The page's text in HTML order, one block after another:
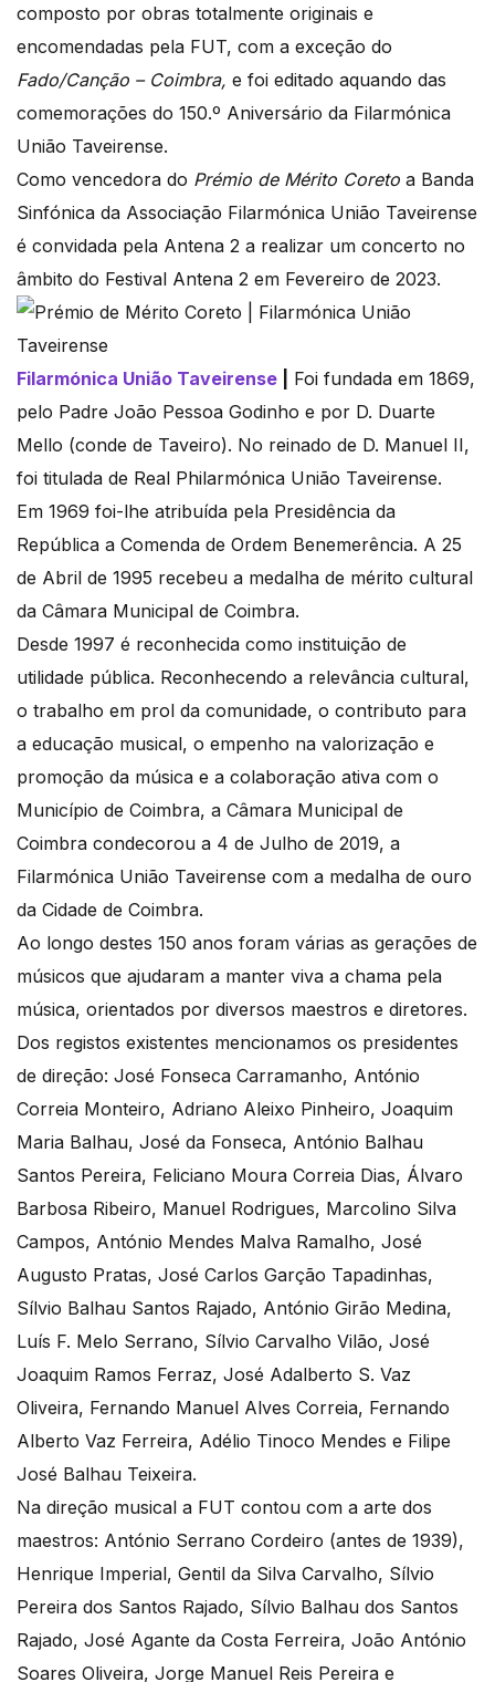
composto por obras totalmente originais e
encomendadas pela FUT, com a exceção do
Fado/Canção – Coimbra, e foi editado aquando das
comemorações do 150.º Aniversário da Filarmónica
União Taveirense.
Como vencedora do Prémio de Mérito Coreto a Banda
Sinfónica da Associação Filarmónica União Taveirense
é convidada pela Antena 2 a realizar um concerto no
âmbito do Festival Antena 2 em Fevereiro de 2023.
Filarmónica União Taveirense
Foi fundada em 1869,
pelo Padre João Pessoa Godinho e por D. Duarte
Mello (conde de Taveiro). No reinado de D. Manuel II,
foi titulada de Real Philarmónica União Taveirense.
Em 1969 foi-lhe atribuída pela Presidência da
República a Comenda de Ordem Benemerência. A 25
de Abril de 1995 recebeu a medalha de mérito cultural
da Câmara Municipal de Coimbra.
Desde 1997 é reconhecida como instituição de
utilidade pública. Reconhecendo a relevância cultural,
o trabalho em prol da comunidade, o contributo para
a educação musical, o empenho na valorização e
promoção da música e a colaboração ativa com o
Município de Coimbra, a Câmara Municipal de
Coimbra condecorou a 4 de Julho de 2019, a
Filarmónica União Taveirense com a medalha de ouro
da Cidade de Coimbra.
Ao longo destes 150 anos foram várias as gerações de
músicos que ajudaram a manter viva a chama pela
música, orientados por diversos maestros e diretores.
Dos registos existentes mencionamos os presidentes
de direção: José Fonseca Carramanho, António
Correia Monteiro, Adriano Aleixo Pinheiro, Joaquim
Maria Balhau, José da Fonseca, António Balhau
Santos Pereira, Feliciano Moura Correia Dias, Álvaro
Barbosa Ribeiro, Manuel Rodrigues, Marcolino Silva
Campos, António Mendes Malva Ramalho, José
Augusto Pratas, José Carlos Garção Tapadinhas,
Sílvio Balhau Santos Rajado, António Girão Medina,
Luís F. Melo Serrano, Sílvio Carvalho Vilão, José
Joaquim Ramos Ferraz, José Adalberto S. Vaz
Oliveira, Fernando Manuel Alves Correia, Fernando
Alberto Vaz Ferreira, Adélio Tinoco Mendes e Filipe
José Balhau Teixeira.
Na direção musical a FUT contou com a arte dos
maestros: António Serrano Cordeiro (antes de 1939),
Henrique Imperial, Gentil da Silva Carvalho, Sílvio
Pereira dos Santos Rajado, Sílvio Balhau dos Santos
Rajado, José Agante da Costa Ferreira, João António
Soares Oliveira, Jorge Manuel Reis Pereira e